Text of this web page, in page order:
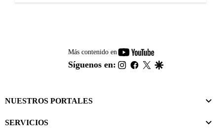
Más contenido en
youtube-
footer
Síguenos en: instagram
facebook
twitter
NUESTROS PORTALES
SERVICIOS